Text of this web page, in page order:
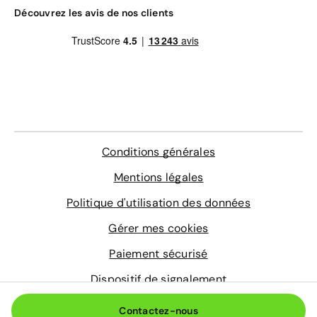
Contactez-nous
Gravage des vitres
Découvrez les avis de nos clients
Conditions générales
Mentions légales
Politique d'utilisation des données
Gérer mes cookies
Paiement sécurisé
Dispositif de signalement
© 2026 Aramisauto.com